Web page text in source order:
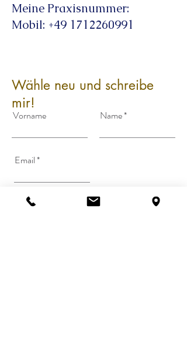
Meine Praxisnummer:
Mobil: +49 1712260991
Wähle neu und schreibe
mir!
Vorname Name
Email
Telefon